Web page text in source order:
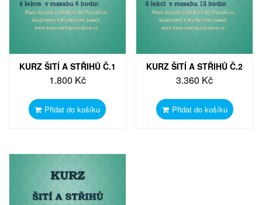
KURZ ŠITÍ A STŘIHŮ Č.1
1.800 Kč
Přidat do košíku
KURZ ŠITÍ A STŘIHŮ Č.2
3.360 Kč
Přidat do košíku